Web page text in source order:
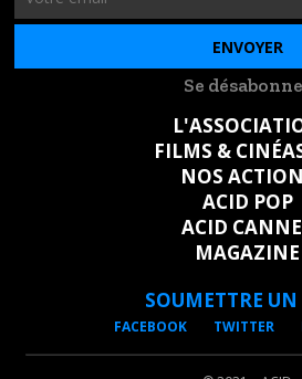
Se
FILMS &
NOS
ACID POP
ACID
MAGAZINE
SOUMETTRE
FACEBOOK TWITTER